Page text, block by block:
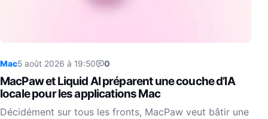
Mac5 août 2026 à 19:50 0
MacPaw et Liquid AI préparent une couche d’IA
locale pour les applications Mac
Décidément sur tous les fronts, MacPaw veut bâtir une